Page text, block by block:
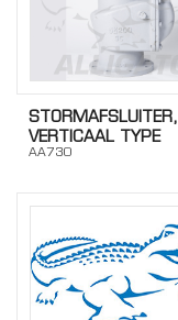
STORMAFSLUITER,
VERTICAAL TYPE
AA730